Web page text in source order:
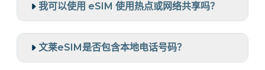
我可以使用 eSIM 使用热点或网络共享吗？
文莱eSIM是否包含本地电话号码？